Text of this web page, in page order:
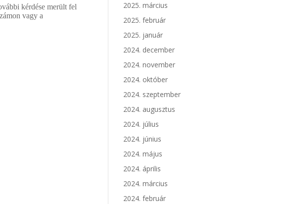
kérdése merült fel
vagy a
2025. március
2025. február
2025. január
2024. december
2024. november
2024. október
2024. szeptember
2024. augusztus
2024. július
2024. június
2024. május
2024. április
2024. március
2024. február